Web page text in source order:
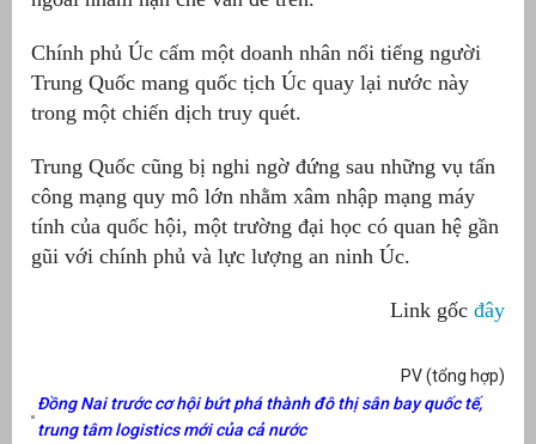
Chính phủ Úc cấm một doanh nhân nổi tiếng người
Trung Quốc mang quốc tịch Úc quay lại nước này
trong một chiến dịch truy quét.
Trung Quốc cũng bị nghi ngờ đứng sau những vụ tấn
công mạng quy mô lớn nhằm xâm nhập mạng máy
tính của quốc hội, một trường đại học có quan hệ gần
gũi với chính phủ và lực lượng an ninh Úc.
Link gốc đây
PV (tổng hợp)
Đồng Nai trước cơ hội bứt phá thành đô thị sân bay quốc tế,
trung tâm logistics mới của cả nước